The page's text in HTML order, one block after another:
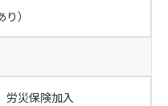
）
労災保険加入